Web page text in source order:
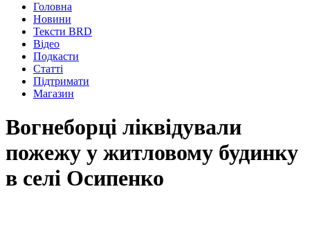
Головна
Новини
Тексти BRD
Відео
Подкасти
Статті
Підтримати
Магазин
Вогнеборці ліквідували
пожежу у житловому будинку
в селі Осипенко